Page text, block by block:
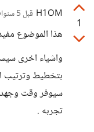
1
H1OM قبل 5 سنوات
هذا الموضوع
واشياء اخرى
بتخطيط وترتيب
سيوفر وقت وجهد
تجربه .